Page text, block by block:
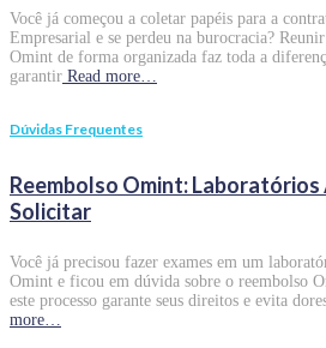
Você já começou a coletar papéis para a
Empresarial e se perdeu na burocracia?
Omint de forma organizada faz toda a
garantir Read more…
Dúvidas Frequentes
Reembolso Omint: Laboratórios
Solicitar
Você já precisou fazer exames em um
Omint e ficou em dúvida sobre o reembolso
este processo garante seus direitos e evita
more…